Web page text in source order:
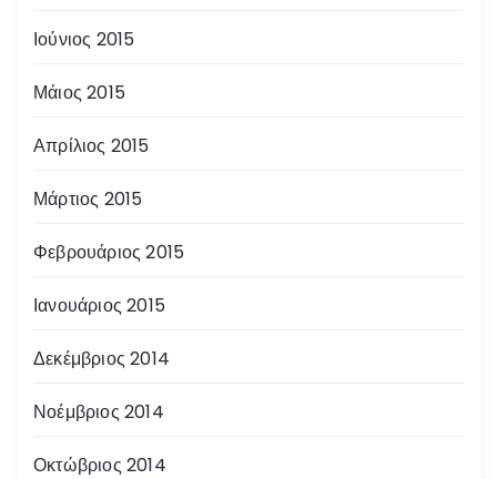
Ιούνιος 2015
Μάιος 2015
Απρίλιος 2015
Μάρτιος 2015
Φεβρουάριος 2015
Ιανουάριος 2015
Δεκέμβριος 2014
Νοέμβριος 2014
Οκτώβριος 2014